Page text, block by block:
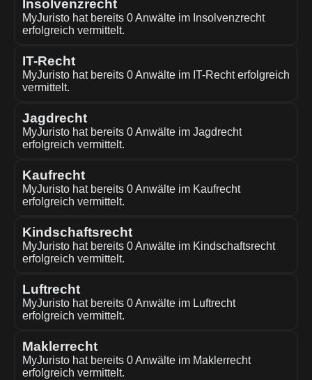
Insolvenzrecht
MyJuristo hat bereits 0 Anwälte im Insolvenzrecht
erfolgreich vermittelt.
IT-Recht
MyJuristo hat bereits 0 Anwälte im IT-Recht erfolgreich
vermittelt.
Jagdrecht
MyJuristo hat bereits 0 Anwälte im Jagdrecht
erfolgreich vermittelt.
Kaufrecht
MyJuristo hat bereits 0 Anwälte im Kaufrecht
erfolgreich vermittelt.
Kindschaftsrecht
MyJuristo hat bereits 0 Anwälte im Kindschaftsrecht
erfolgreich vermittelt.
Luftrecht
MyJuristo hat bereits 0 Anwälte im Luftrecht
erfolgreich vermittelt.
Maklerrecht
MyJuristo hat bereits 0 Anwälte im Maklerrecht
erfolgreich vermittelt.